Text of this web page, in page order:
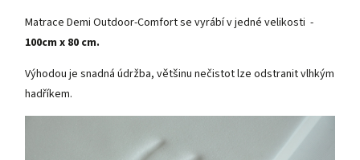
Matrace Demi Outdoor-Comfort se vyrábí v jedné velikosti -
100cm x 80 cm.
Výhodou je snadná údržba, většinu nečistot lze odstranit vlhkým
hadříkem.